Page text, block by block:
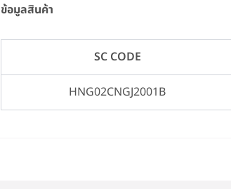
ข้อมูลสินค้า
SC CODE
HNG02CNGJ2001B